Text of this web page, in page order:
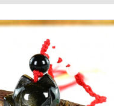
吊墜玉珮項鍊。★附東
保證